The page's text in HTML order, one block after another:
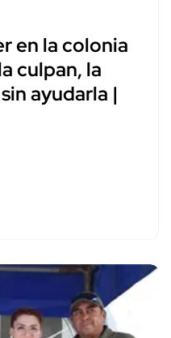
en la colonia
culpan, la
ayudarla |